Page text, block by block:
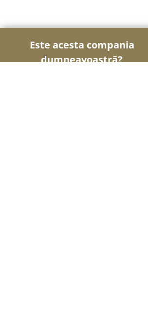
Este acesta compania
dumneavoastră?